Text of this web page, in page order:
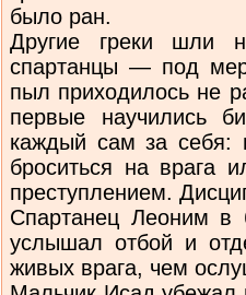
было ран.
Другие греки шли
спартанцы — под
пыл приходилось не
первые научились
каждый сам за себя:
броситься на врага
преступлением.
Спартанец Леоним в
услышал отбой и
живых врага, чем